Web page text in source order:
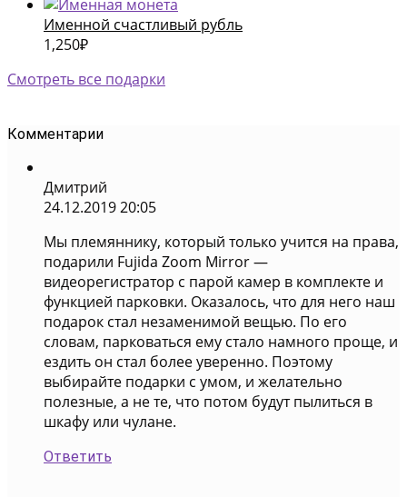
Именной счастливый рубль
1,250₽
Смотреть все подарки
Комментарии
Дмитрий
24.12.2019 20:05
Мы племяннику, который только учится на права,
подарили Fujida Zoom Mirror —
видеорегистратор с парой камер в комплекте и
функцией парковки. Оказалось, что для него наш
подарок стал незаменимой вещью. По его
словам, парковаться ему стало намного проще, и
ездить он стал более уверенно. Поэтому
выбирайте подарки с умом, и желательно
полезные, а не те, что потом будут пылиться в
шкафу или чулане.
Ответить